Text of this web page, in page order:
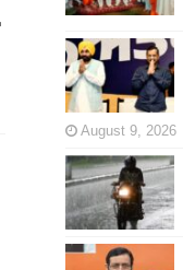
August 9, 2026